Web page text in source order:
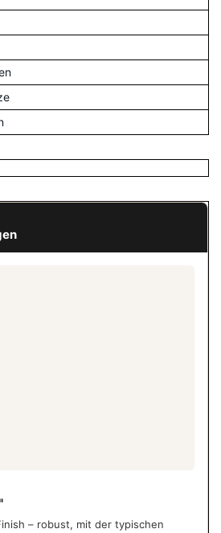
– robust, mit der typischen